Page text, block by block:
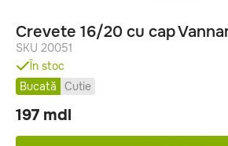
Crevete 16/20 cu cap
SKU 20051
În stoc
Bucată
Cutie
197 mdl